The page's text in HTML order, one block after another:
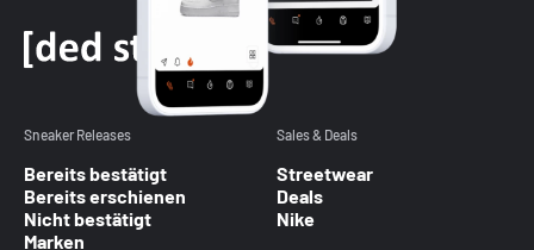
Sneaker Releases
Bereits bestätigt
Bereits erschienen
Nicht bestätigt
Marken
Sales & Deals
Streetwear
Deals
Nike